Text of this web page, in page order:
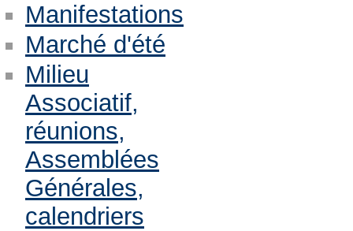
Manifestations
Marché d'été
Milieu
Associatif,
réunions,
Assemblées
Générales,
calendriers